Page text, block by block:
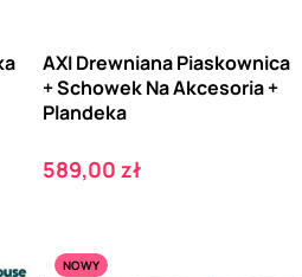
AXI Drewniana Piaskownica
+ Schowek Na Akcesoria +
Plandeka
Cena
589,00 zł
NOWY